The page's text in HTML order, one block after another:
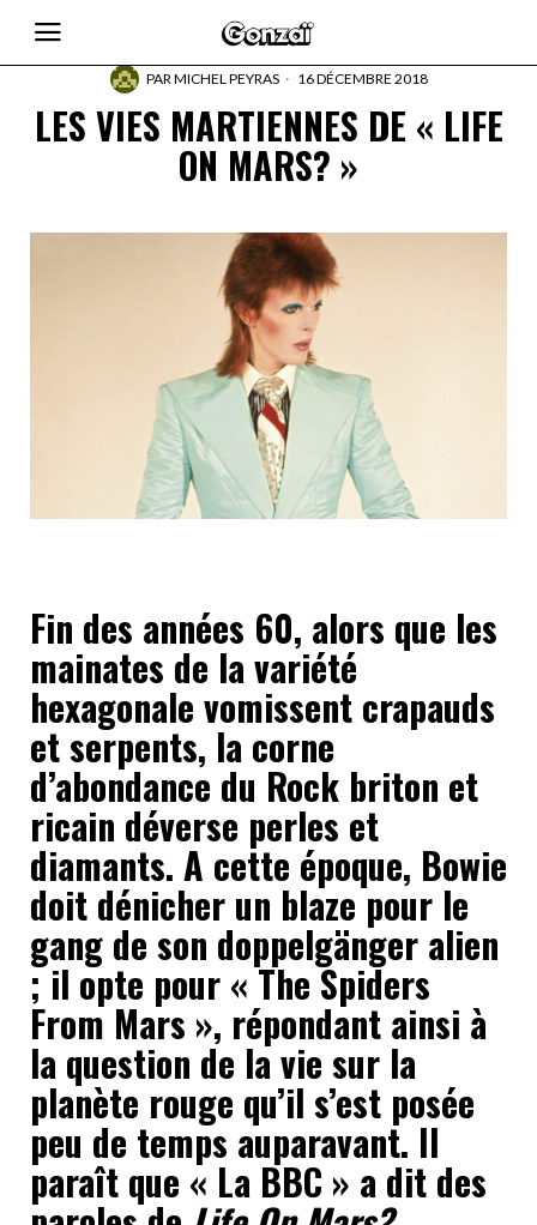
PARMICHEL PEYRAS 16 DÉCEMBRE 2018
LES VIES MARTIENNES DE « LIFE
ON MARS? »
Fin des années 60, alors que les
mainates de la variété
hexagonale vomissent crapauds
et serpents, la corne
d’abondance du Rock briton et
ricain déverse perles et
diamants. A cette époque, Bowie
doit dénicher un blaze pour le
gang de son doppelgänger alien
; il opte pour « The Spiders
From Mars », répondant ainsi à
la question de la vie sur la
planète rouge qu’il s’est posée
peu de temps auparavant. Il
paraît que « La BBC » a dit des